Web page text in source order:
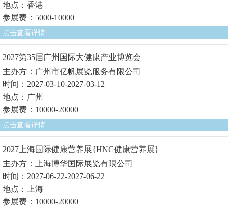
地点：香港
参展费：5000-10000
点击查看详情
2027第35届广州国际大健康产业博览会
主办方：广州市亿帆展览服务有限公司
时间：2027-03-10-2027-03-12
地点：广州
参展费：10000-20000
点击查看详情
2027上海国际健康营养展{HNC健康营养展}
主办方：上海博华国际展览有限公司
时间：2027-06-22-2027-06-22
地点：上海
参展费：10000-20000